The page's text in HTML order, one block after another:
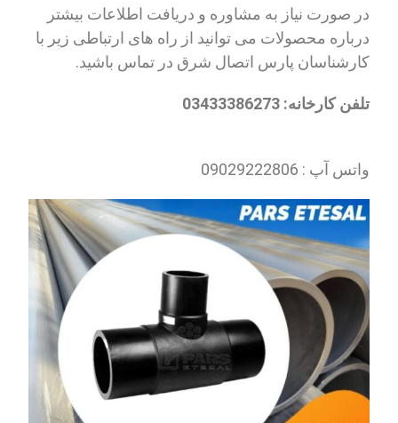
در صورت نیاز به مشاوره و دریافت اطلاعات بیشتر
درباره محصولات می توانید از راه های ارتباطی زیر با
کارشناسان پارس اتصال شرق در تماس باشید.
تلفن کارخانه: 03433386273
واتس آپ : 09029222806